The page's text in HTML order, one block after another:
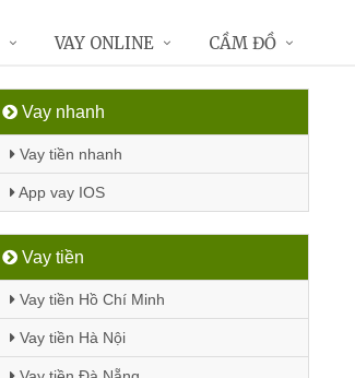
Vay nhanh
Vay tiền nhanh
App vay IOS
Vay tiền
Vay tiền Hồ Chí Minh
Vay tiền Hà Nội
VAY ONLINE CẦM ĐỒ